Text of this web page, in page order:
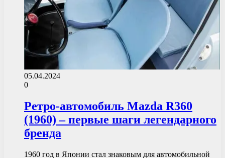
05.04.2024
0
Ретро-автомобиль Mazda R360
(1960) – первые шаги легендарного
бренда
1960 год в Японии стал знаковым для автомобильной